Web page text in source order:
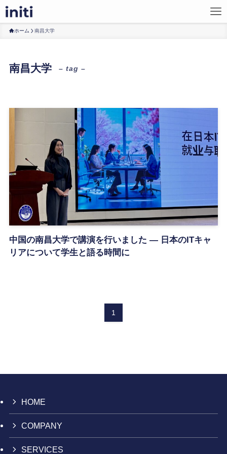
ホーム 南昌大学
南昌大学 – tag –
中国の南昌大学で講演を行いました ― 日本のITキャ
リアについて学生と語る時間に
1
HOME
COMPANY
SERVICES